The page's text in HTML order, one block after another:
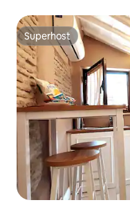
Superhost
Superhost